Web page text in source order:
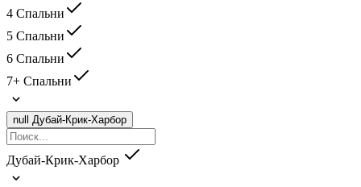
4 Спальни
5 Спальни
6 Спальни
7+ Спальни
null Дубай-Крик-Харбор
Дубай-Крик-Харбор